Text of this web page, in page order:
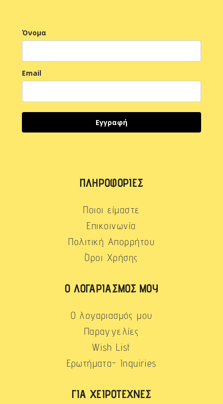
Όνομα
Email
Εγγραφή
ΠΛΗΡΟΦΟΡΊΕΣ
Ποιοι είμαστε
Επικοινωνία
Πολιτική Απορρήτου
Όροι Χρήσης
Ο ΛΟΓΑΡΙΑΣΜΌΣ ΜΟΥ
Ο λογαριασμός μου
Παραγγελίες
Wish List
Ερωτήματα- Inquiries
ΓΙΑ ΧΕΙΡΟΤΈΧΝΕΣ